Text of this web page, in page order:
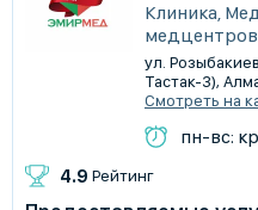
Клиника,
медцентров
​ул.
Тастак-3),
Смотреть на
пн-вс:
4.9 Рейтинг